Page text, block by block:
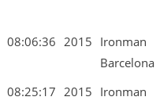
08:06:36 2015 Ironman
Barcelona
08:25:17 2015 Ironman